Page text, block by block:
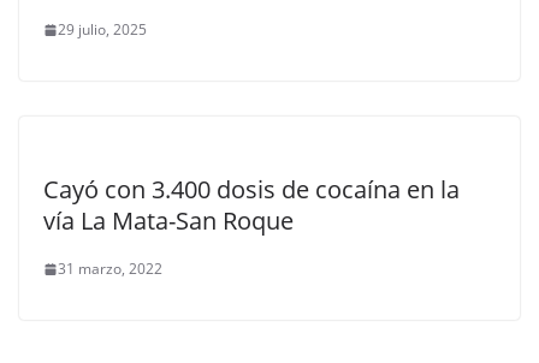
29 julio, 2025
Cayó con 3.400 dosis de cocaína en la
vía La Mata-San Roque
31 marzo, 2022